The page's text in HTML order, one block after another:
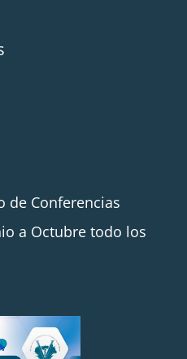
de Conferencias
a Octubre todo los